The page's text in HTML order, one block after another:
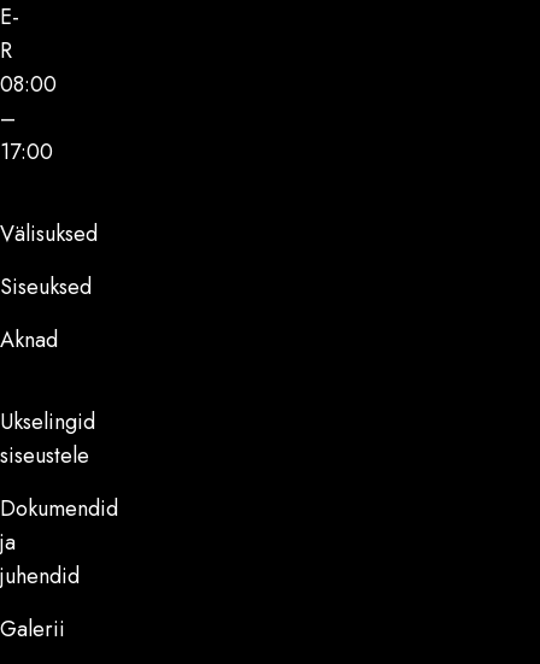
E-
R
08:00
–
17:00
Välisuksed
Siseuksed
Aknad
Ukselingid
siseustele
Dokumendid
ja
juhendid
Galerii